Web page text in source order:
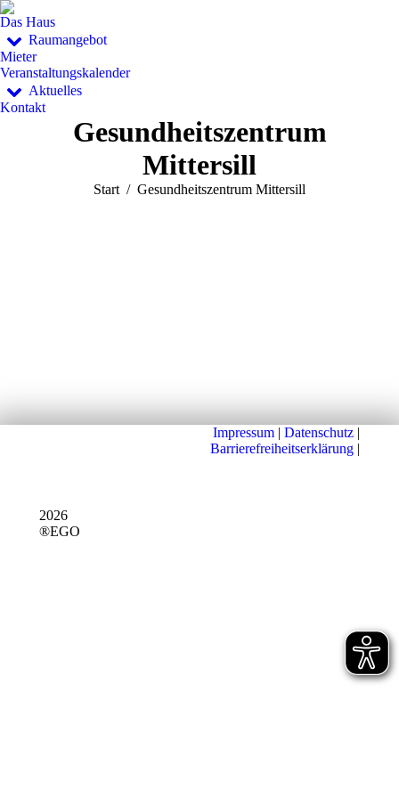
Das Haus
Raumangebot
Mieter
Veranstaltungskalender
Aktuelles
Kontakt
Gesundheitszentrum
Mittersill
Sie befinden sich hier:
Start Gesundheitszentrum Mittersill
2026
®EGO
Impressum | Datenschutz |
Barrierefreiheitserklärung |